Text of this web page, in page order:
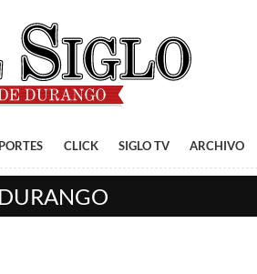
CLICK SIGLO TV ARCHIVO
DURANGO